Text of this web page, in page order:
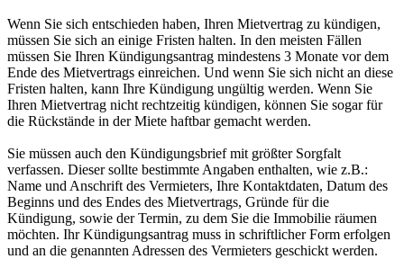
Wenn Sie sich entschieden haben, Ihren Mietvertrag zu kündigen,
müssen Sie sich an einige Fristen halten. In den meisten Fällen
müssen Sie Ihren Kündigungsantrag mindestens 3 Monate vor dem
Ende des Mietvertrags einreichen. Und wenn Sie sich nicht an diese
Fristen halten, kann Ihre Kündigung ungültig werden. Wenn Sie
Ihren Mietvertrag nicht rechtzeitig kündigen, können Sie sogar für
die Rückstände in der Miete haftbar gemacht werden.
Sie müssen auch den Kündigungsbrief mit größter Sorgfalt
verfassen. Dieser sollte bestimmte Angaben enthalten, wie z.B.:
Name und Anschrift des Vermieters, Ihre Kontaktdaten, Datum des
Beginns und des Endes des Mietvertrags, Gründe für die
Kündigung, sowie der Termin, zu dem Sie die Immobilie räumen
möchten. Ihr Kündigungsantrag muss in schriftlicher Form erfolgen
und an die genannten Adressen des Vermieters geschickt werden.